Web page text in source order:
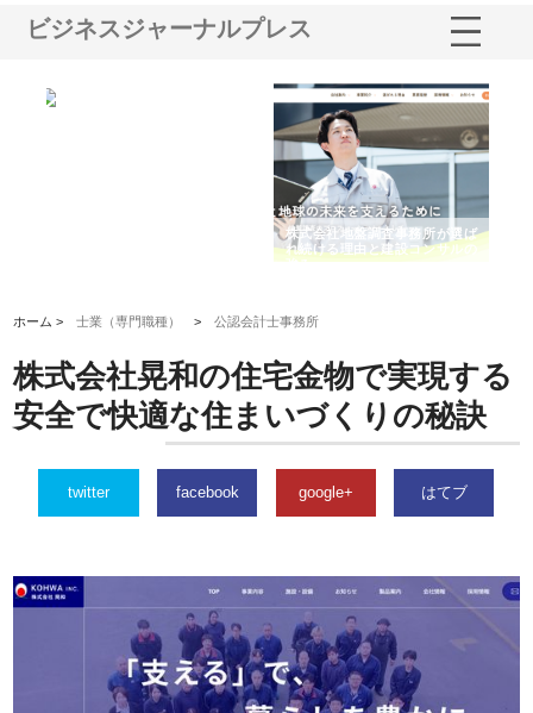
ビジネスジャーナルプレス
株式会社地盤調査事務所が選ば
れ続ける理由と建設コンサルの
強み
ホーム >士業（専門職種） >公認会計士事務所
株式会社晃和の住宅金物で実現する
安全で快適な住まいづくりの秘訣
twitter facebook google+ はてブ